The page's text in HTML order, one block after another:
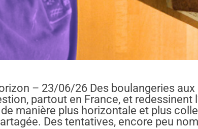
– 23/06/26 Des boulangeries
partout en France, et redessinent
manière plus horizontale et plus
Des tentatives, encore peu